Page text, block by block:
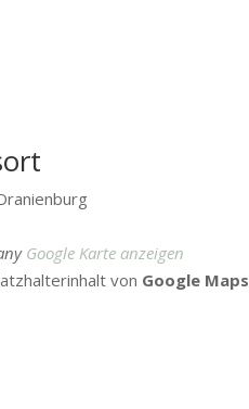
Google Karte anzeigen
von Google Maps